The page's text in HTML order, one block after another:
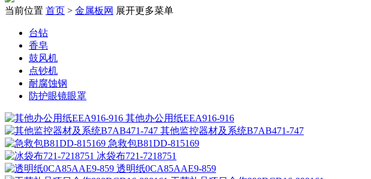
当前位置 首页 > 金属板网 展开更多菜单
台钻
香皂
鼓风机
点钞机
耐腐蚀钢
防护眼镜眼罩
其他办公用纸EEA916-916
其他监控器材及系统B7AB471-747
急救包B81DD-815169
冰袋布721-7218751
透明纸0CA85AAE9-859